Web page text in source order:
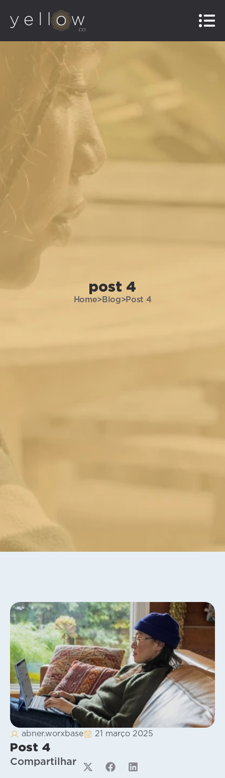
post 4
Home> Blog>Post 4
abner.worxbase 21 março 2025
Post 4
Compartilhar